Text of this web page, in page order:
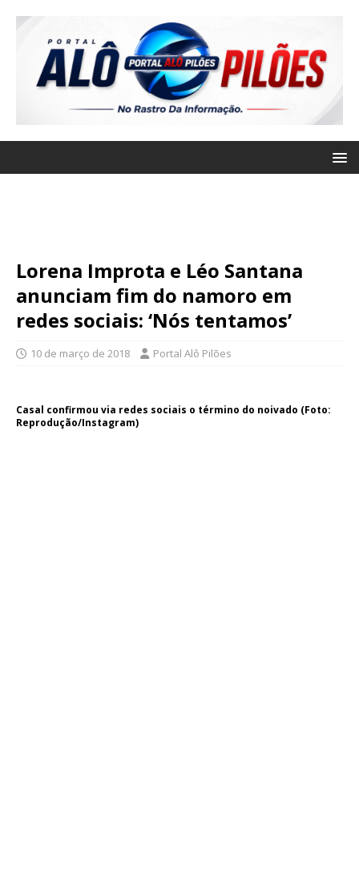
Lorena Improta e Léo Santana
anunciam fim do namoro em
redes sociais: ‘Nós tentamos’
10 de março de 2018 Portal Alô Pilões
Casal confirmou via redes sociais o término do noivado (Foto:
Reprodução/Instagram)